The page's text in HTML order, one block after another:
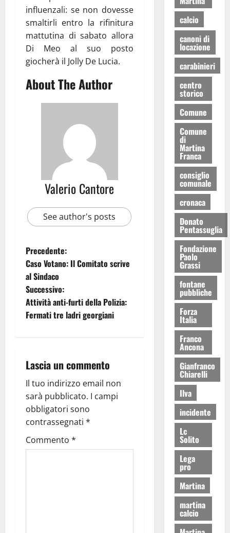
influenzali: se non dovesse
smaltirli entro la rifinitura
mattutina di sabato allora
Di Meo al suo posto
giocherà il Jolly De Lucia.
About The Author
Valerio Cantore
See author's posts
Precedente:
Caso Votano: Il Comitato scrive
al Sindaco
Successivo:
Attività anti-furti della Polizia:
Fermati tre ladri georgiani
Lascia un commento
Il tuo indirizzo email non
sarà pubblicato. I campi
obbligatori sono
contrassegnati *
Commento *
calcio
canoni di
locazione
carabinieri
centro
storico
Comune
Comune
di
Martina
Franca
consiglio
comunale
cronaca
Donato
Pentassuglia
Fondazione
Paolo
Grassi
fontane
pubbliche
Forza
Italia
Franco
Ancona
Gianfranco
Chiarelli
Ilva
incidente
Lc
Solito
Lega
pro
Martina
martina
calcio